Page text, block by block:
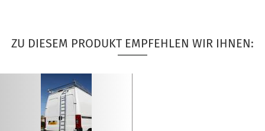
ZU DIESEM PRODUKT EMPFEHLEN WIR IHNEN: